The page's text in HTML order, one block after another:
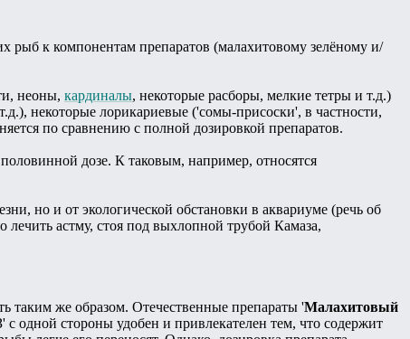
рыб к компонентам препаратов (малахитовому зелёному и/
неоны, кардиналы, некоторые расборы, мелкие тетры и т.д.)
некоторые лорикариевые ('сомы-присоски', в частности,
по сравнению с полной дозировкой препаратов.
дозе. К таковым, например, относятся
но и от экологической обстановки в аквариуме (речь об
астму, стоя под выхлопной трубой Камаза,
таким же образом. Отечественные препараты 'Малахитовый
одной стороны удобен и привлекателен тем, что содержит